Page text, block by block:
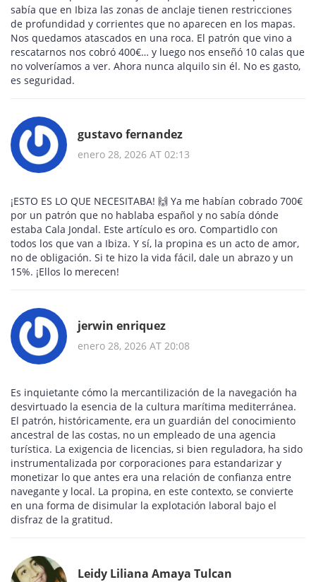
sabía que en Ibiza las zonas de anclaje tienen restricciones
de profundidad y corrientes que no aparecen en los mapas.
Nos quedamos atascados en una roca. El patrón que vino a
rescatarnos nos cobró 400€… y luego nos enseñó 10 calas que
no volveríamos a ver. Ahora nunca alquilo sin él. No es gasto,
es seguridad.
gustavo fernandez
enero 28, 2026 AT 02:13
¡ESTO ES LO QUE NECESITABA! 🙌 Ya me habían cobrado 700€
por un patrón que no hablaba español y no sabía dónde
estaba Cala Jondal. Este artículo es oro. Compartidlo con
todos los que van a Ibiza. Y sí, la propina es un acto de amor,
no de obligación. Si te hizo la vida fácil, dale un abrazo y un
15%. ¡Ellos lo merecen!
jerwin enriquez
enero 28, 2026 AT 20:08
Es inquietante cómo la mercantilización de la navegación ha
desvirtuado la esencia de la cultura marítima mediterránea.
El patrón, históricamente, era un guardián del conocimiento
ancestral de las costas, no un empleado de una agencia
turística. La exigencia de licencias, si bien reguladora, ha sido
instrumentalizada por corporaciones para estandarizar y
monetizar lo que antes era una relación de confianza entre
navegante y local. La propina, en este contexto, se convierte
en una forma de disimular la explotación laboral bajo el
disfraz de la gratitud.
Leidy Liliana Amaya Tulcan